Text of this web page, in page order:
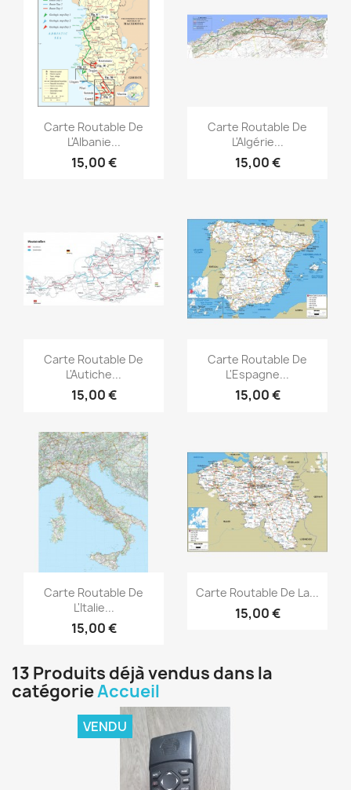
Aperçu rapide
Carte Routable De
L'Albanie...
15,00 €
Aperçu rapide
Carte Routable De
L'Algérie...
15,00 €
Aperçu rapide
Carte Routable De
L'Autiche...
15,00 €
Aperçu rapide
Carte Routable De
L'Espagne...
15,00 €
Aperçu rapide
Carte Routable De
L'Italie...
15,00 €
Aperçu rapide
Carte Routable De La...
15,00 €
13 Produits déjà vendus dans la
catégorieAccueil
VENDU